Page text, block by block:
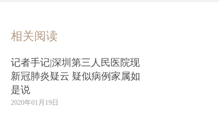
相关阅读
记者手记|深圳第三人民医院现
新冠肺炎疑云 疑似病例家属如
是说
2020年01月19日